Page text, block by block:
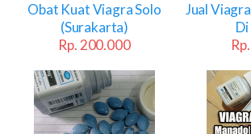
Obat Kuat Viagra Solo
(Surakarta)
Rp. 200.000
Jual